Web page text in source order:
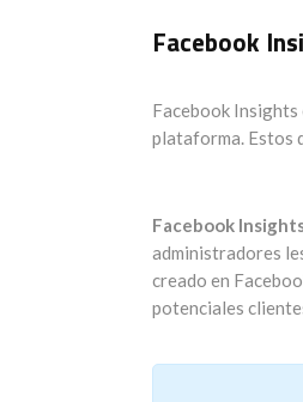
Facebook
Facebook Insights
plataforma. Estos
Facebook
administradores
creado en
potenciales